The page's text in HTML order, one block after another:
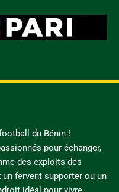
du Bénin !
pour échanger,
des exploits des
fervent supporter ou un